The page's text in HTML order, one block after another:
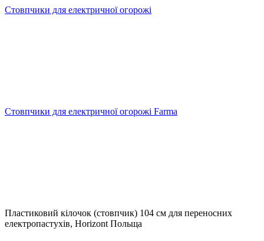
Стовпчики для електричної огорожі
Стовпчики для електричної огорожі Farma
Пластиковий кілочок (стовпчик) 104 см для переносних
електропастухів, Horizont Польща